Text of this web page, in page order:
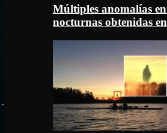
Múltiples anomalías
nocturnas obtenidas